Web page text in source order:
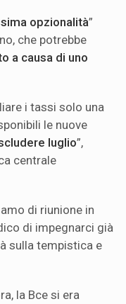
opzionalità”
che potrebbe
a causa di uno
i tassi solo una
le nuove
luglio”,
centrale
di riunione in
di impegnarci già
sulla tempistica e
la Bce si era